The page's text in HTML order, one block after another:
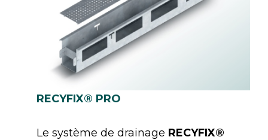
RECYFIX® PRO
Le système de drainage RECYFIX®